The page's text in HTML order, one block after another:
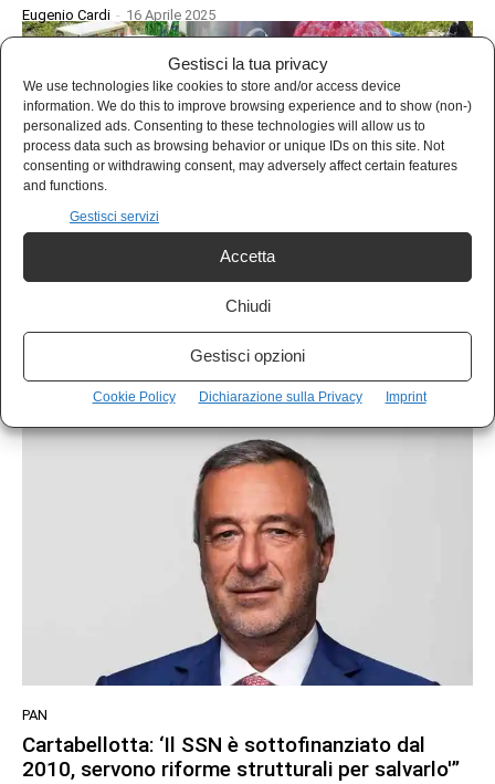
Gestisci la tua privacy
We use technologies like cookies to store and/or access device
information. We do this to improve browsing experience and to show (non-)
personalized ads. Consenting to these technologies will allow us to
process data such as browsing behavior or unique IDs on this site. Not
consenting or withdrawing consent, may adversely affect certain features
and functions.
Gestisci servizi
Accetta
Chiudi
Gestisci opzioni
Cookie Policy Dichiarazione sulla Privacy Imprint
Eugenio Cardi - 16 Aprile 2025
Il ruolo delle città nella lotta allo spreco
alimentare
Sira De Vanna - 4 Marzo 2025
PAN
Cartabellotta: ‘Il SSN è sottofinanziato dal
2010, servono riforme strutturali per salvarlo'”